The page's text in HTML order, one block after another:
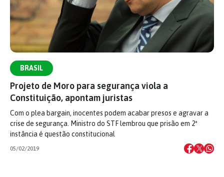
BRASIL
Projeto de Moro para segurança viola a
Constituição, apontam juristas
Com o plea bargain, inocentes podem acabar presos e agravar a
crise de segurança. Ministro do STF lembrou que prisão em 2ª
instância é questão constitucional
05/02/2019